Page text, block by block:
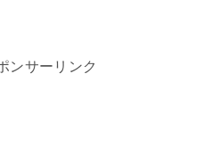
ンサーリンク